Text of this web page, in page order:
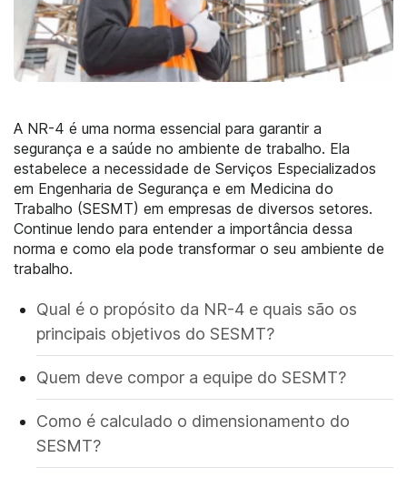
A NR-4 é uma norma essencial para garantir a
segurança e a saúde no ambiente de trabalho. Ela
estabelece a necessidade de Serviços Especializados
em Engenharia de Segurança e em Medicina do
Trabalho (SESMT) em empresas de diversos setores.
Continue lendo para entender a importância dessa
norma e como ela pode transformar o seu ambiente de
trabalho.
Qual é o propósito da NR-4 e quais são os
principais objetivos do SESMT?
Quem deve compor a equipe do SESMT?
Como é calculado o dimensionamento do
SESMT?